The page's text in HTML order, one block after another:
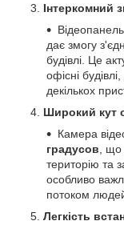
Інтеркомний
дає змогу
будівлі. Це
офісні
декількох
Широкий кут
Камера
градусов ,
територію та
особливо
потоком
Легкість